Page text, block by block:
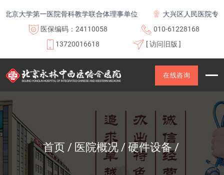
大学第一医院骨科教学联合体理事单位
大兴区人民医院专科
医保编码：24110058
010-61228168
13720016618
[ 访问旧版 ]
在线咨询
首页 医院概况 硬件设备